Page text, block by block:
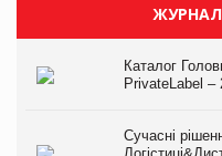
ЖУРНАЛ
Каталог
PrivateLabel –
Сучасні